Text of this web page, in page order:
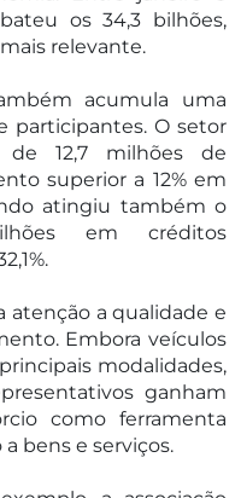
os 34,3 bilhões,
relevante.
acumula uma
participantes. O setor
12,7 milhões de
superior a 12% em
atingiu também o
em créditos
atenção a qualidade e
Embora veículos
modalidades,
ganham
como ferramenta
bens e serviços.